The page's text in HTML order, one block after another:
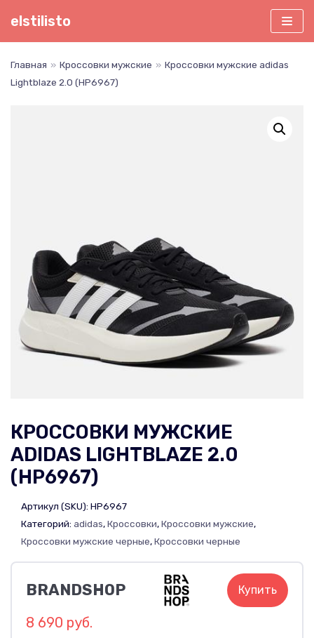
Перейти
elstilisto
Главная » Кроссовки мужские » Кроссовки мужские adidas
Lightblaze 2.0 (HP6967)
КРОССОВКИ МУЖСКИЕ
ADIDAS LIGHTBLAZE 2.0
(HP6967)
Артикул (SKU): HP6967
Категорий: adidas,Кроссовки,Кроссовки мужские,
Кроссовки мужские черные,Кроссовки черные
BRANDSHOP Купить
8 690 руб.